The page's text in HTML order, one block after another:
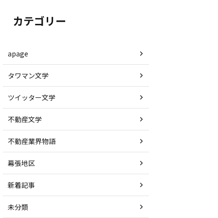
カテゴリー
apage
タワマン文学
ツイッター文学
不動産文学
不動産業界物語
幕張地区
新着記事
未分類